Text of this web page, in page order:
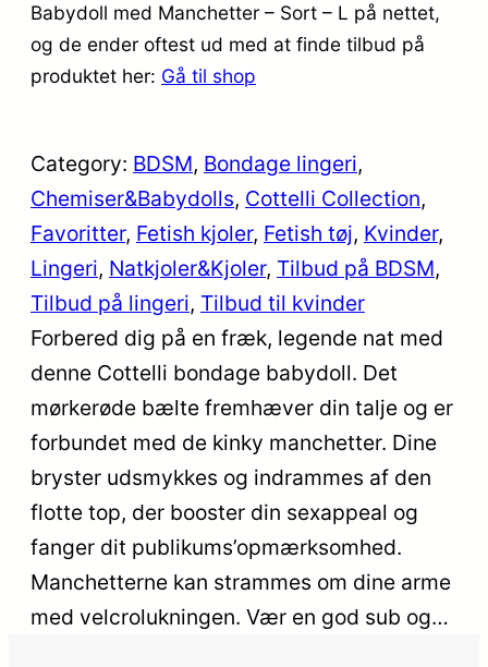
Babydoll med Manchetter – Sort – L på nettet,
og de ender oftest ud med at finde tilbud på
produktet her: Gå til shop
Category: BDSM, Bondage lingeri
Chemiser&Babydolls, Cottelli Collection
Favoritter, Fetish kjoler, Fetish tøj, Kvinder
Lingeri, Natkjoler&Kjoler, Tilbud på BDSM
Tilbud på lingeri, Tilbud til kvinder
Forbered dig på en fræk, legende nat med
denne Cottelli bondage babydoll. Det
mørkerøde bælte fremhæver din talje og er
forbundet med de kinky manchetter. Dine
bryster udsmykkes og indrammes af den
flotte top, der booster din sexappeal og
fanger dit publikums’opmærksomhed.
Manchetterne kan strammes om dine arme
med velcrolukningen. Vær en god sub og…